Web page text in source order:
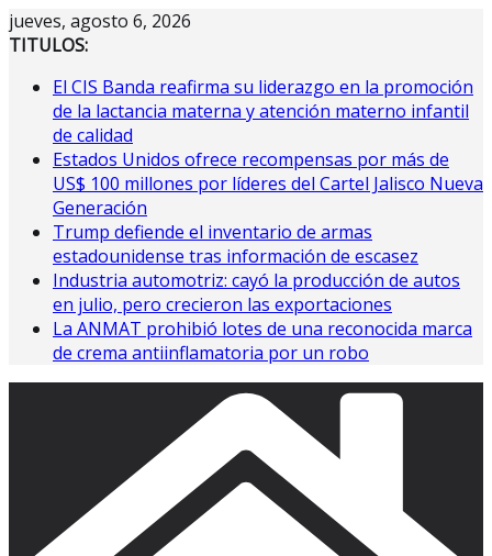
Saltar
al
jueves, agosto 6, 2026
TITULOS:
El CIS Banda reafirma su liderazgo en la promoción
de la lactancia materna y atención materno infantil
de calidad
Estados Unidos ofrece recompensas por más de
US$ 100 millones por líderes del Cartel Jalisco Nueva
Generación
Trump defiende el inventario de armas
estadounidense tras información de escasez
Industria automotriz: cayó la producción de autos
en julio, pero crecieron las exportaciones
La ANMAT prohibió lotes de una reconocida marca
de crema antiinflamatoria por un robo